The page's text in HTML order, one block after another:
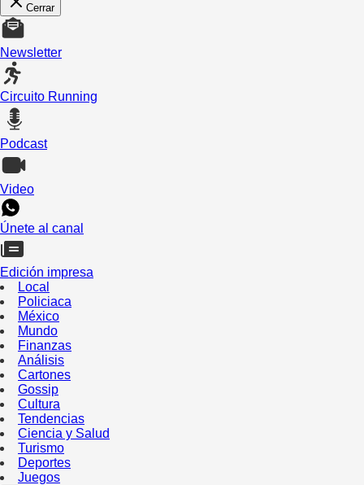
Cerrar
Newsletter
Circuito Running
Podcast
Video
Únete al canal
Edición impresa
Local
Policiaca
México
Mundo
Finanzas
Análisis
Cartones
Gossip
Cultura
Tendencias
Ciencia y Salud
Turismo
Deportes
Juegos